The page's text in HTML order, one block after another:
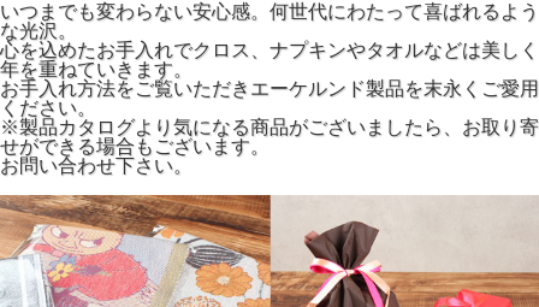
いつまでも変わらない安心感。何世代にわたって喜ばれるよう
な光沢。
心を込めたお手入れでクロス、ナプキンやタオルなどは美しく
年を重ねていきます。
お手入れ方法をご覧いただきエーケルンド製品を末永くご愛用
ください。
※製品カタログより気になる商品がございましたら、お取り寄
せができる場合もございます。
お問い合わせ下さい。